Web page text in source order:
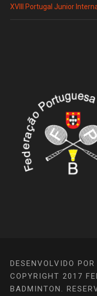
XVIII Portugal Junior
DESENVOLVIDO POR
COPYRIGHT 2017
BADMINTON.